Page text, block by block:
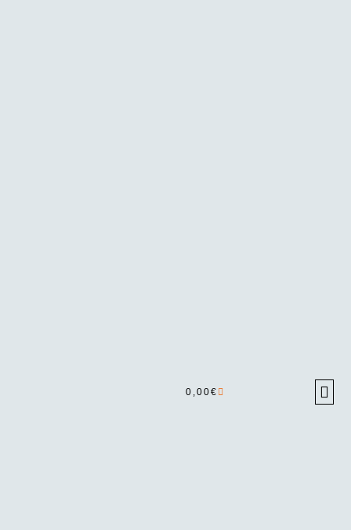
0,00€